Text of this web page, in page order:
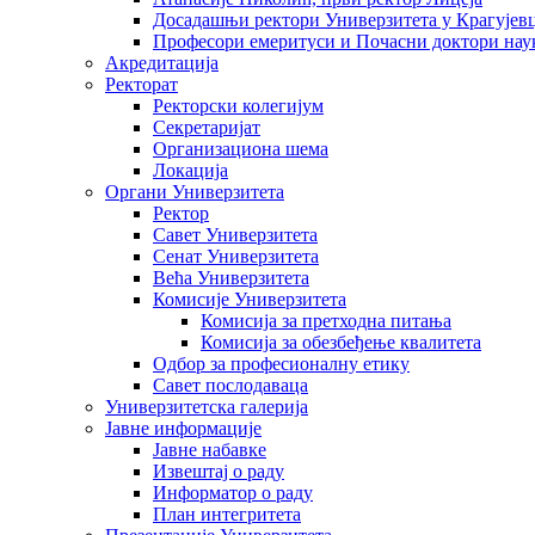
Досадашњи ректори Универзитета у
Професори емеритуси и Почасни доктори
Акредитација
Ректорат
Ректорски колегијум
Секретаријат
Организациона шема
Локација
Органи Универзитета
Ректор
Савет Универзитета
Сенат Универзитета
Већа Универзитета
Комисије Универзитета
Комисија за претходна питања
Комисија за обезбеђење квалитета
Одбор за професионалну етику
Савет послодаваца
Универзитетска галерија
Јавне информације
Јавне набавке
Извештај о раду
Информатор о раду
План интегритета